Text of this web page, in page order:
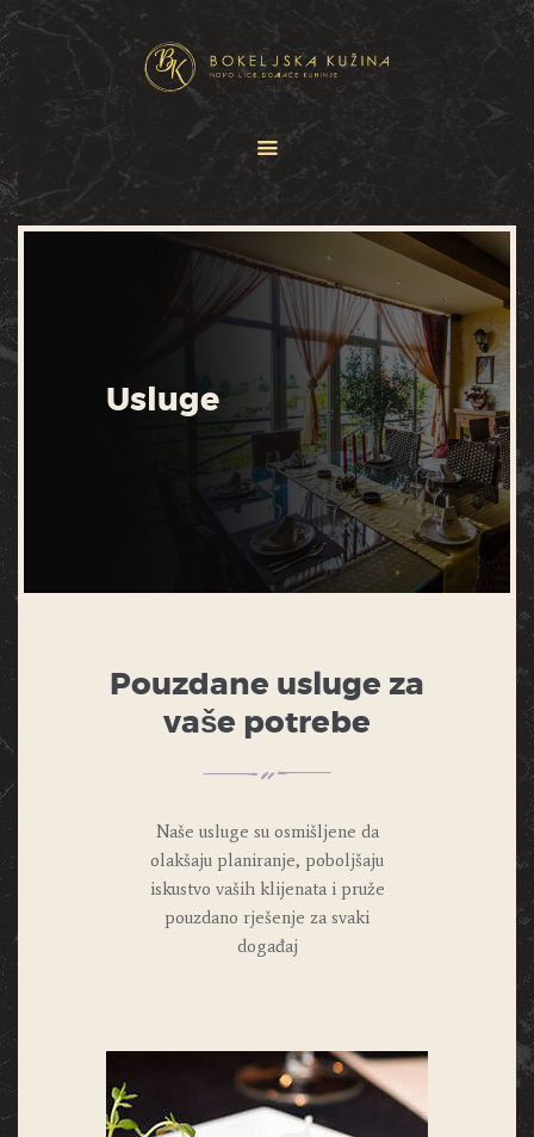
Usluge
JELOVNICI
USLUGE
Pouzdane usluge za
vaše potrebe
Naše usluge su osmišljene da
olakšaju planiranje, poboljšaju
iskustvo vaših klijenata i pruže
pouzdano rješenje za svaki
događaj